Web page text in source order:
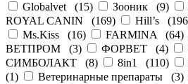
Globalvet (15) Зооник (9)
ROYAL CANIN (169) Hill’s (196
Ms.Kiss (16) FARMINA (64)
ВЕТПРОМ (3) ФОРВЕТ (4)
СИМБОЛАКТ (8) 8in1 (110)
(1) Ветеринарные препараты (3)